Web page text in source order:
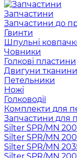
Запчастини
Запчастини до
Гвинти
Шпульні
Човники
Голкові пластини
Двигуни тканини
Петельники
Ножі
Голководії
Комплекти для
Запчастини для
Silter SPR/MN
Silter SPR/MN
Silter SPR/MN